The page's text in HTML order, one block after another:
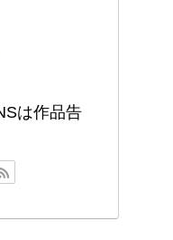
は作品告